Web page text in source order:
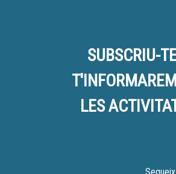
SUBSCRIU-
LES